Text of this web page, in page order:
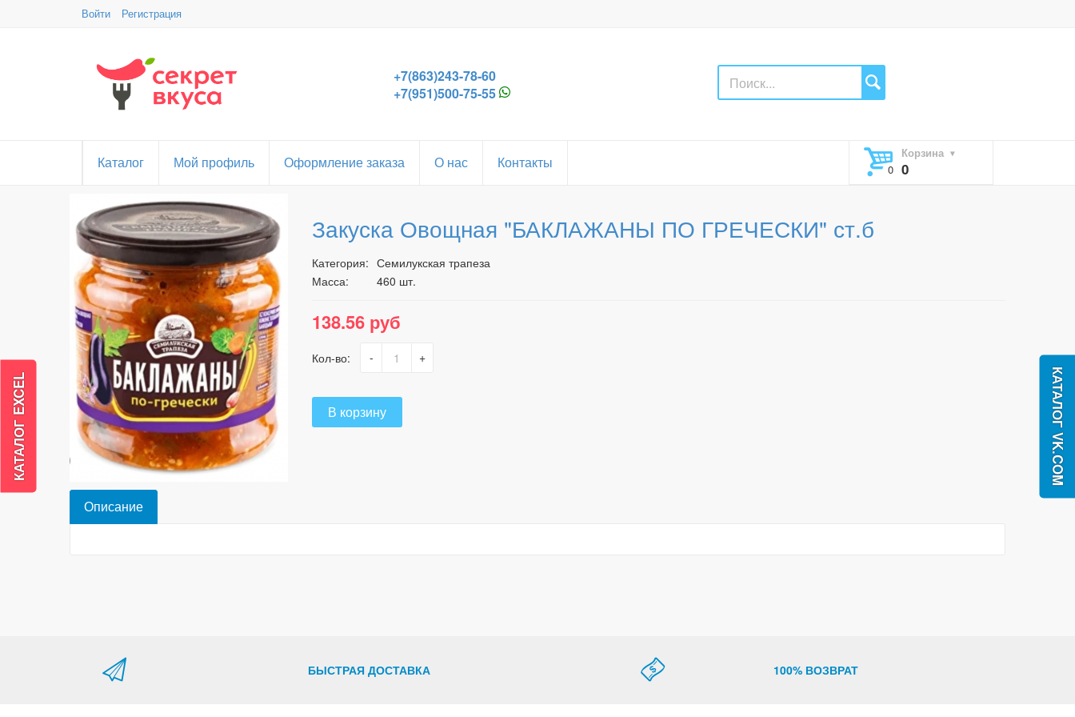
Войти Регистрация
+7(863)243-78-60
+7(951)500-75-55
Каталог Мой профиль Оформление заказа О нас Контакты
Корзина
0
Закуска Овощная "БАКЛАЖАНЫ ПО ГРЕЧЕСКИ" ст.б
Категория: Семилукская трапеза
Масса:
460 шт.
138.56 руб
Кол-во: - +
В корзину
Описание
БЫСТРАЯ ДОСТАВКА 100% ВОЗВРАТ